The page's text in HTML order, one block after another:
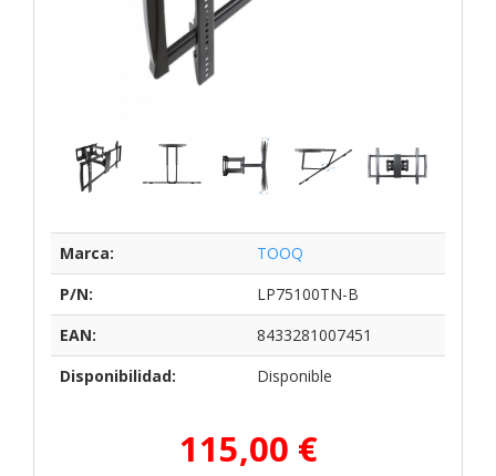
Marca:
TOOQ
P/N:
LP75100TN-B
EAN:
8433281007451
Disponibilidad:
Disponible
115,00 €